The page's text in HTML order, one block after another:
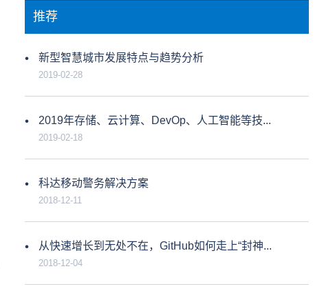
推荐
新型智慧城市发展特点与趋势分析
2019-02-28
2019年存储、云计算、DevOp、人工智能等技...
2019-02-18
科达移动警务解决方案
2018-12-11
从快速增长到无处不在，GitHub如何走上“封神...
2018-12-04